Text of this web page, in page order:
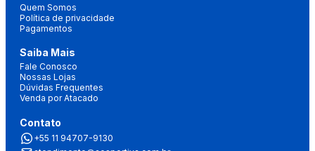
Quem Somos
Política de privacidade
Pagamentos
Saiba Mais
Fale Conosco
Nossas Lojas
Dúvidas Frequentes
Venda por Atacado
Contato
+55 11 94707-9130